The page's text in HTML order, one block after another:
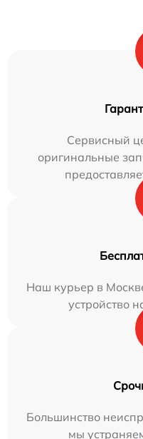
Сервисный
оригинальные
Наш курьер в
устройство
Большинство
мы